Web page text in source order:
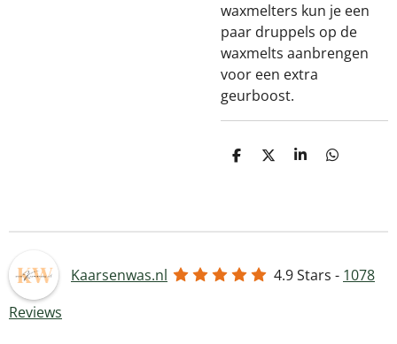
waxmelters kun je een
paar druppels op de
waxmelts aanbrengen
voor een extra
geurboost.
D
D
S
D
Kaarsenwas.nl 4.9Stars - 1078
Reviews